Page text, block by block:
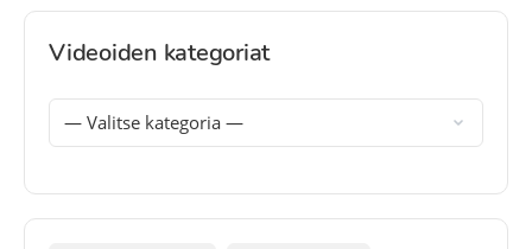
Videoiden kategoriat